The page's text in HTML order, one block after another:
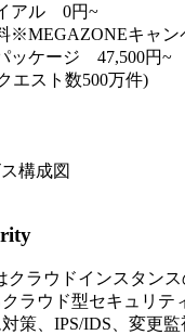
アル 0円~
※MEGAZONEキャン
ッケージ 47,500円~
エスト数500万件)
クラウドインスタン
ラウド型セキュリテ
策、IPS/IDS、変更